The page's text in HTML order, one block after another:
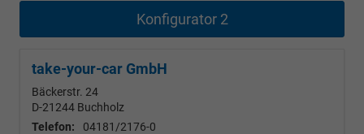
Konfigurator 2
take-your-car GmbH
Bäckerstr. 24
D-21244 Buchholz
Telefon:
04181/2176-0